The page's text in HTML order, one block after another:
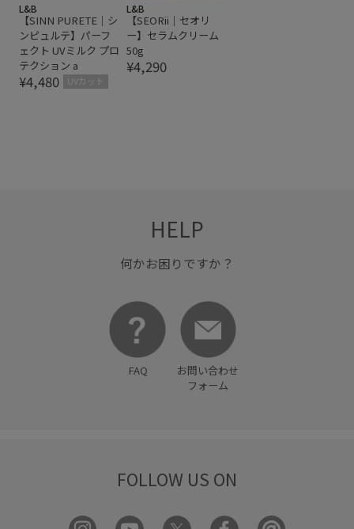
L&B
【SINN PURETE｜シ
ンピュルテ】パーフ
ェクト UVミルク プロ
テクション a
¥4,480 UVカット
L&B
【SEORii｜セオリ
ー】セラムクリーム
50g
¥4,290
HELP
何かお困りですか？
FAQ
お問い合わせ
フォーム
FOLLOW US ON